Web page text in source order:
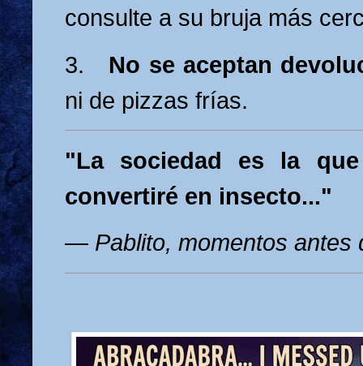
consulte a su bruja más
3. No se aceptan
ni de pizzas frías.
"La sociedad es la
convertiré en insecto..."
— Pablito, momentos antes